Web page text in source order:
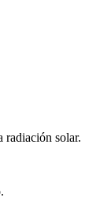
radiación solar.